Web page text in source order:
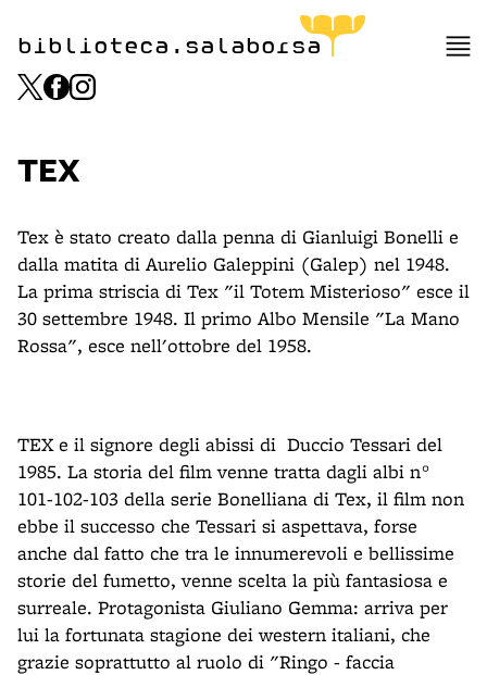
biblioteca.salaborsa
TEX
Tex è stato creato dalla penna di Gianluigi Bonelli e
dalla matita di Aurelio Galeppini (Galep) nel 1948.
La prima striscia di Tex "il Totem Misterioso" esce il
30 settembre 1948. Il primo Albo Mensile "La Mano
Rossa", esce nell'ottobre del 1958.
TEX e il signore degli abissi di Duccio Tessari del
1985. La storia del film venne tratta dagli albi n°
101-102-103 della serie Bonelliana di Tex, il film non
ebbe il successo che Tessari si aspettava, forse
anche dal fatto che tra le innumerevoli e bellissime
storie del fumetto, venne scelta la più fantasiosa e
surreale. Protagonista Giuliano Gemma: arriva per
lui la fortunata stagione dei western italiani, che
grazie soprattutto al ruolo di "Ringo - faccia